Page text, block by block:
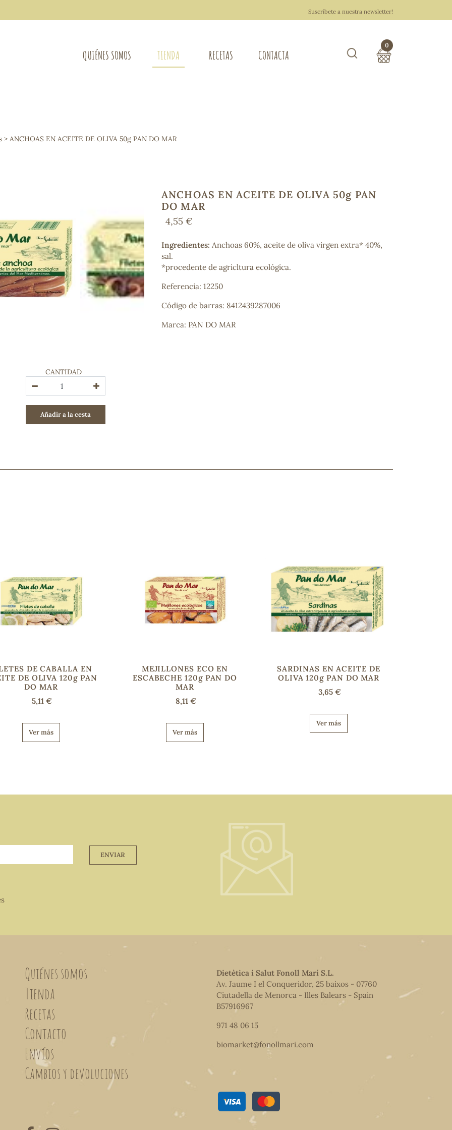
Suscríbete a nuestra newsletter!
QUIÉNES SOMOS TIENDA
Osteo-articular
Mujer
Depurativos
Bienestar emocional
Jalea Real
Memoria
Hierro
Deporte
Digestivos
Circulatorio, colesterol y glucosa
COSMÉTICA E HIGIENE PERSONAL
Cremas, lociones y aceites corporales
Hombre
Higiene personal
Labiales
Higiene íntima
¿No encuentras tu producto?
contáctanos
y lo encontraremos
RECETAS CONTACTA
0
> ANCHOAS EN ACEITE DE OLIVA 50g PAN DO MAR
CANTIDAD
Añadir a la cesta
ANCHOAS EN ACEITE DE OLIVA 50g PAN
DO MAR
4,55 €
Ingredientes: Anchoas 60%, aceite de oliva virgen extra* 40%,
sal.
*procedente de agricltura ecológica.
Referencia: 12250
Código de barras: 8412439287006
Marca: PAN DO MAR
DE CABALLA EN
DE OLIVA 120g PAN
DO MAR
5,11 €
Ver más
MEJILLONES ECO EN
ESCABECHE 120g PAN DO
MAR
8,11 €
Ver más
SARDINAS EN ACEITE DE
OLIVA 120g PAN DO MAR
3,65 €
Ver más
ENVIAR
Quiénes somos
Tienda
Recetas
Contacto
Envíos
Cambios y devoluciones
Dietètica i Salut Fonoll Marí S.L.
Av. Jaume I el Conqueridor, 25 baixos - 07760
Ciutadella de Menorca - Illes Balears - Spain
B57916967
971 48 06 15
biomarket@fonollmari.com